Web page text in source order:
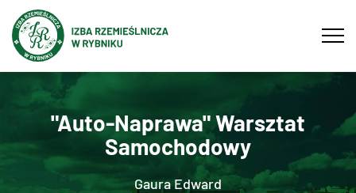
"Auto-Naprawa" Warsztat
Samochodowy
Gaura Edward